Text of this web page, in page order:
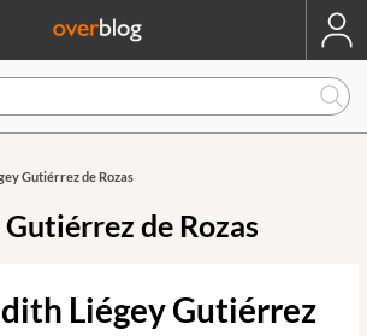
Gutiérrez de Rozas
de Rozas
Liégey Gutiérrez